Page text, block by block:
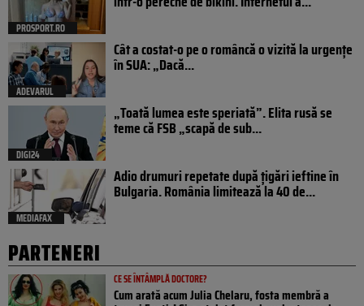
PROSPORT.RO
ADEVARUL
Cât a costat-o pe o româncă o vizită la urgențe
în SUA: „Dacă...
DIGI24
„Toată lumea este speriată”. Elita rusă se
teme că FSB „scapă de sub...
MEDIAFAX
Adio drumuri repetate după țigări ieftine în
Bulgaria. România limitează la 40 de...
PARTENERI
CE SE ÎNTÂMPLĂ DOCTORE?
Cum arată acum Julia Chelaru, fosta membră a